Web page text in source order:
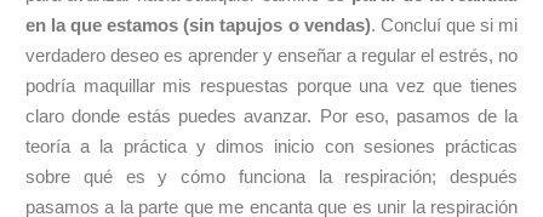
en la que estamos (sin tapujos o vendas). Concluí que si mi
verdadero deseo es aprender y enseñar a regular el estrés, no
podría maquillar mis respuestas porque una vez que tienes
claro donde estás puedes avanzar. Por eso, pasamos de la
teoría a la práctica y dimos inicio con sesiones prácticas
sobre qué es y cómo funciona la respiración; después
pasamos a la parte que me encanta que es unir la respiración